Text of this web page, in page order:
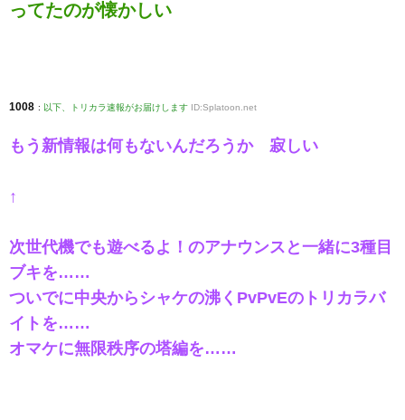
ってたのが懐かしい
1008 : 以下、トリカラ速報がお届けします ID:Splatoon.net
もう新情報は何もないんだろうか 寂しい
↑
次世代機でも遊べるよ！のアナウンスと一緒に3種目
ブキを……
ついでに中央からシャケの沸くPvPvEのトリカラバ
イトを……
オマケに無限秩序の塔編を……